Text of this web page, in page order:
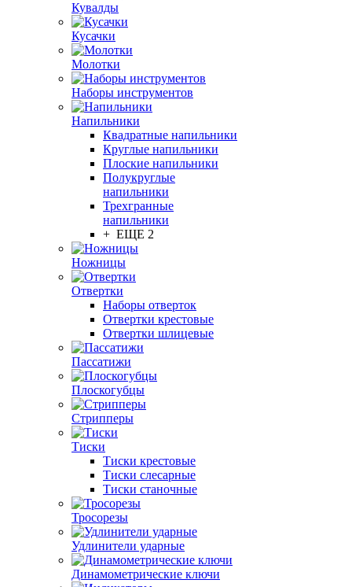
Кувалды
Кусачки
Молотки
Наборы инструментов
Напильники
Квадратные напильники
Круглые напильники
Плоские напильники
Полукруглые
напильники
Трехгранные
напильники
+ ЕЩЕ 2
Ножницы
Отвертки
Наборы отверток
Отвертки крестовые
Отвертки шлицевые
Пассатижи
Плоскогубцы
Стрипперы
Тиски
Тиски крестовые
Тиски слесарные
Тиски станочные
Тросорезы
Удлинители ударные
Динамометрические ключи